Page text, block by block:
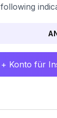
+ Konto für